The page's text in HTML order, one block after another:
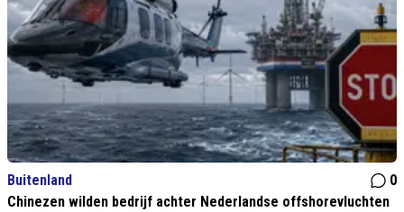
Buitenland
0
Chinezen wilden bedrijf achter Nederlandse offshorevluchten